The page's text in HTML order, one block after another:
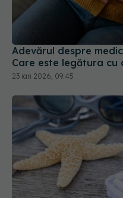
Adevărul despre
Care este legătura cu
23 ian 2026, 09:45